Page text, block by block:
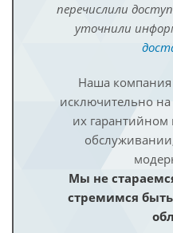
перечислили
уточнили
Наша компания
исключительно
их гарантийном
Мы не
стремимся